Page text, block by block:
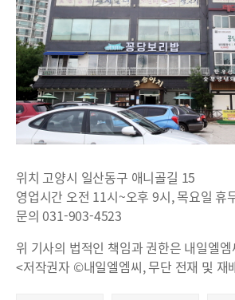
위치 고양시 일산동구 애니골길 15
영업시간 오전 11시~오후 9시, 목요일 휴
문의 031-903-4523
위 기사의 법적인 책임과 권한은 내일엘
<저작권자 ©내일엘엠씨, 무단 전재 및 재